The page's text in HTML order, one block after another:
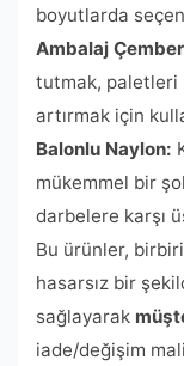
boyutlarda
Ambalaj
tutmak, paletleri
artırmak için
Balonlu Naylon:
mükemmel bir
darbelere karşı
Bu ürünler,
hasarsız bir
sağlayarak
iade/değişim